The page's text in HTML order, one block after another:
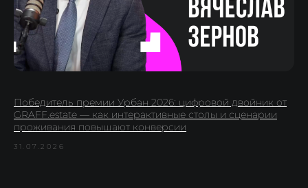
Победитель премии Урбан 2026: цифровой двойник от
GRAFF.estate — как интерактивные столы и сценарии
проживания повышают конверсии
31.07.2026